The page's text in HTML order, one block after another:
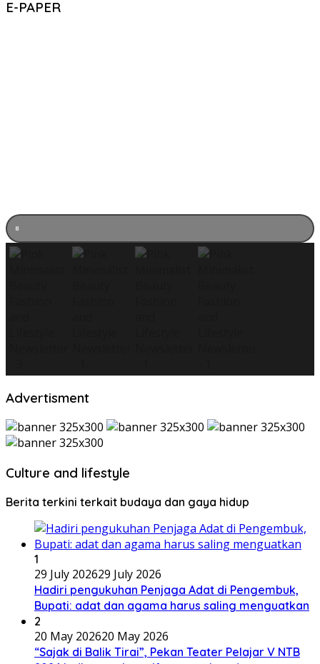
E-PAPER
Advertisment
Culture and lifestyle
Berita terkini terkait budaya dan gaya hidup
1
29 July 202629 July 2026
Hadiri pengukuhan Penjaga Adat di Pengembuk,
Bupati: adat dan agama harus saling menguatkan
2
20 May 202620 May 2026
“Sajak di Balik Tirai”, Pekan Teater Pelajar V NTB